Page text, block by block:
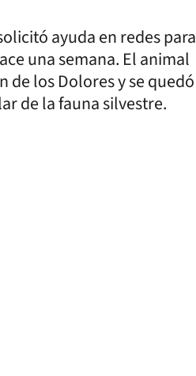
ayuda en redes para
una semana. El animal
de los Dolores y se quedó
de la fauna silvestre.